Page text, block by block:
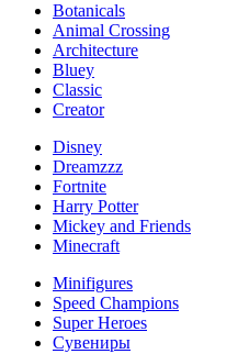
Botanicals
Animal Crossing
Architecture
Bluey
Classic
Creator
Disney
Dreamzzz
Fortnite
Harry Potter
Mickey and Friends
Minecraft
Minifigures
Speed Champions
Super Heroes
Сувениры